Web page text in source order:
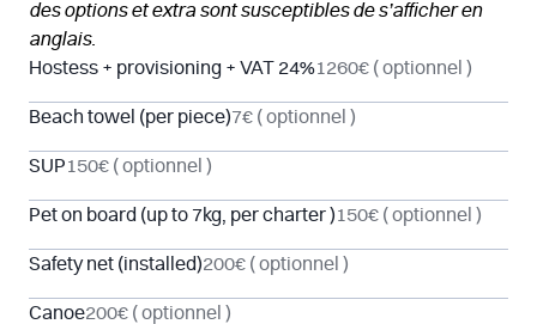
des options et extra sont susceptibles de s’afficher en
anglais.
Hostess + provisioning + VAT 24%1260€ ( optionnel )
Beach towel (per piece)7€ ( optionnel )
SUP150€ ( optionnel )
Pet on board (up to 7kg, per charter )150€ ( optionnel )
Safety net (installed)200€ ( optionnel )
Canoe200€ ( optionnel )